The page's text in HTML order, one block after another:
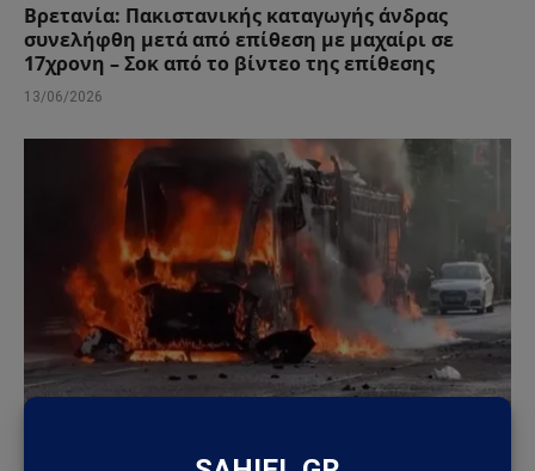
Βρετανία: Πακιστανικής καταγωγής άνδρας
συνελήφθη μετά από επίθεση με μαχαίρι σε
17χρονη – Σοκ από το βίντεο της επίθεσης
13/06/2026